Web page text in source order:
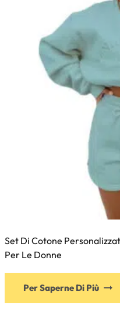
Set Di Cotone
Per Le Donne
Per Saperne Di Più